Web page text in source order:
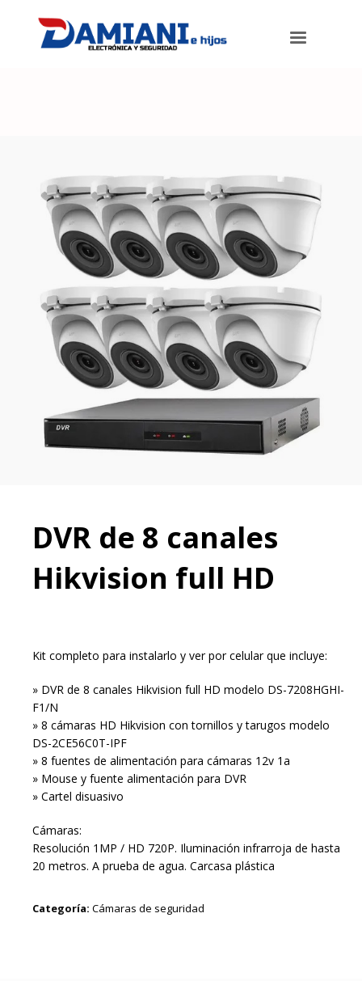
DVR de 8 canales
Hikvision full HD
Kit completo para instalarlo y ver por celular que incluye:
» DVR de 8 canales Hikvision full HD modelo DS-7208HGHI-
F1/N
» 8 cámaras HD Hikvision con tornillos y tarugos modelo
DS-2CE56C0T-IPF
» 8 fuentes de alimentación para cámaras 12v 1a
» Mouse y fuente alimentación para DVR
» Cartel disuasivo
Cámaras:
Resolución 1MP / HD 720P. Iluminación infrarroja de hasta
20 metros. A prueba de agua. Carcasa plástica
Categoría: Cámaras de seguridad